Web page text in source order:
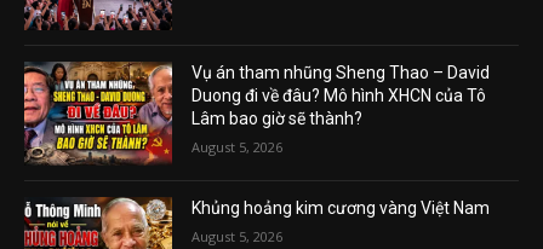
Vụ án tham nhũng Sheng Thao – David
Duong đi về đâu? Mô hình XHCN của Tô
Lâm bao giờ sẽ thành?
August 5, 2026
Khủng hoảng kim cương vàng Việt Nam
August 5, 2026